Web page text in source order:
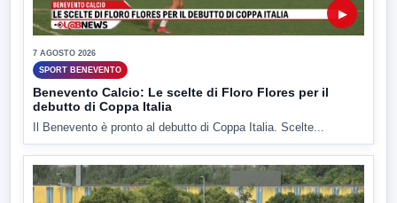
▶
7 AGOSTO 2026
SPORT BENEVENTO
Benevento Calcio: Le scelte di Floro Flores per il
debutto di Coppa Italia
Il Benevento è pronto al debutto di Coppa Italia. Scelte...